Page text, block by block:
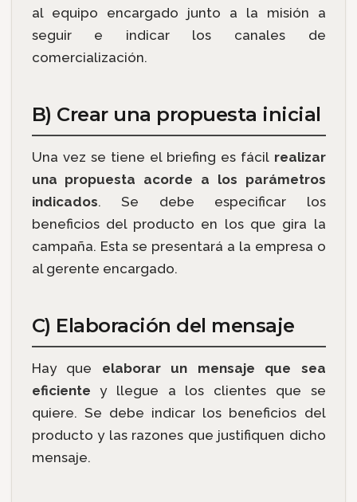
al equipo encargado junto a la misión a
seguir e indicar los canales de
comercialización.
B) Crear una propuesta inicial
Una vez se tiene el briefing es fácil realizar
una propuesta acorde a los parámetros
indicados. Se debe especificar los
beneficios del producto en los que gira la
campaña. Esta se presentará a la empresa o
al gerente encargado.
C) Elaboración del mensaje
Hay que elaborar un mensaje que sea
eficiente y llegue a los clientes que se
quiere. Se debe indicar los beneficios del
producto y las razones que justifiquen dicho
mensaje.